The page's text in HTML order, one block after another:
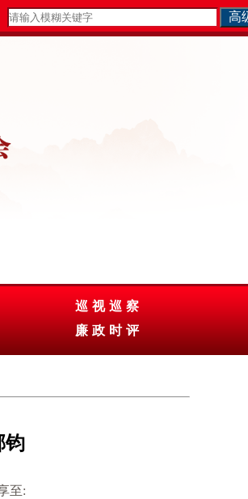
巡视巡察
廉政时评
钧
至: